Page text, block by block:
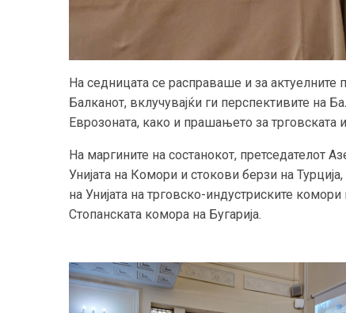
На седницата се расправаше и за
Балканот, вклучувајќи ги перспективите на
Еврозоната, како и прашањето за трговската
На маргините на состанокот, претседателот
Унијата на Комори и стокови берзи на
на Унијата на трговско-индустриските
Стопанската комора на Бугарија.